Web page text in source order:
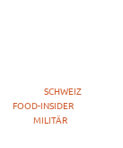
SCHWEIZ
FOOD-INSIDER
MILITÄR